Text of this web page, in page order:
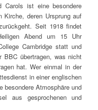
Carols ist eine besondere
Kirche, deren Ursprung auf
Seit 1918 findet
Abend um 15 Uhr
Cambridge statt und
übertragen, was nicht
hat. Wer einmal in der
in einer englischen
besondere Atmosphäre und
aus gesprochenen und